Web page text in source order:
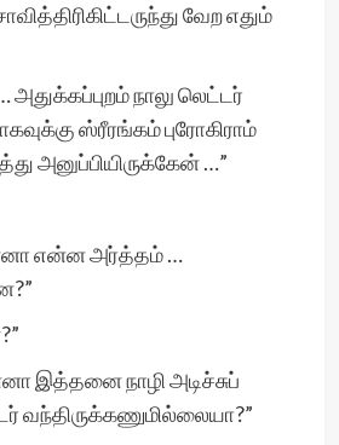
வேற எதும்
நாலு லெட்டர்
ஸ்ரீரங்கம் புரோகிராம்
அனுப்பியிருக்கேன் …”
என்ன அர்த்தம் …
இத்தனை நாழி அடிச்சுப்
வந்திருக்கணுமில்லையா?”